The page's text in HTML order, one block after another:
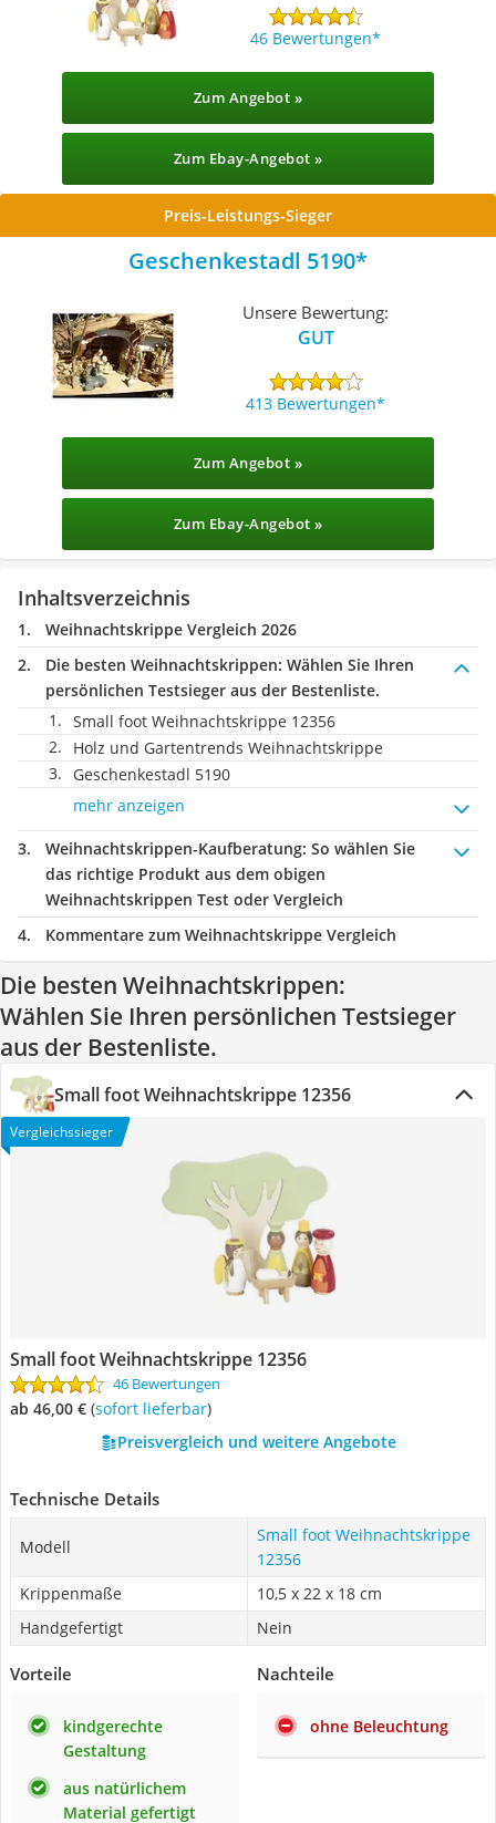
46 Bewertungen
Zum Angebot »
Zum Ebay-Angebot »
Preis-Leistungs-Sieger
Geschenkestadl ‎5190
Unsere Bewertung:
GUT
413 Bewertungen
Zum Angebot »
Zum Ebay-Angebot »
Inhaltsverzeichnis
Weihnachtskrippe Vergleich 2026
Die besten Weihnachtskrippen: Wählen Sie Ihren
persönlichen Testsieger aus der Bestenliste.
Small foot Weihnachtskrippe 12356
Holz und Gartentrends Weihnachtskrippe
Geschenkestadl ‎5190
mehr anzeigen
Weihnachtskrippen-Kaufberatung: So wählen Sie
das richtige Produkt aus dem obigen
Weihnachtskrippen Test oder Vergleich
Kommentare zum Weihnachtskrippe Vergleich
Die besten Weihnachtskrippen:
Wählen Sie Ihren persönlichen Testsieger
aus der Bestenliste.
Small foot Weihnachtskrippe 12356
Vergleichssieger
Small foot Weihnachtskrippe 12356
46 Bewertungen
ab 46,00 € ( Sofort lieferbar)
Preisvergleich und weitere Angebote
Technische Details
Modell
Small foot Weihnachtskrippe
12356
Krippenmaße
10,5 x 22 x 18 cm
Handgefertigt
Nein
Vorteile
kindgerechte
Gestaltung
aus natürlichem
Material gefertigt
Nachteile
ohne Beleuchtung